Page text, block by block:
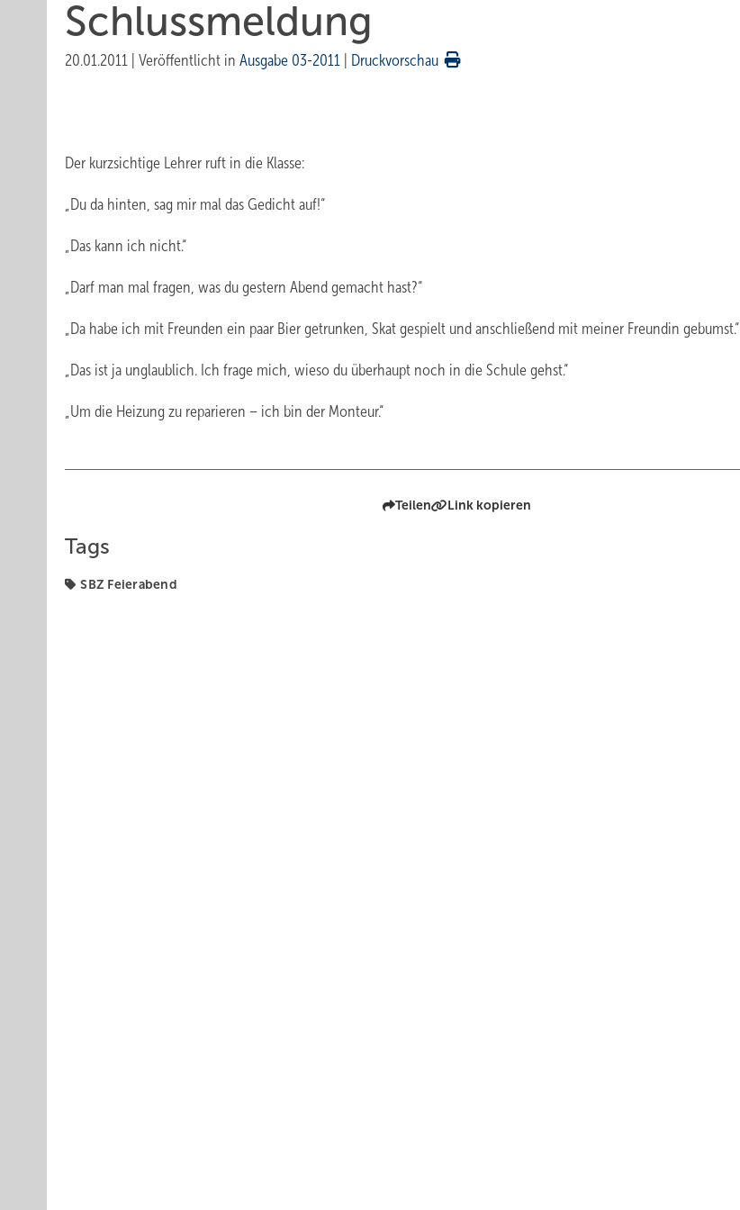
Schlussmeldung
20.01.2011 Veröffentlicht in Ausgabe 03-2011 Druckvorschau
Der kurzsichtige Lehrer ruft in die Klasse:
„Du da hinten, sag mir mal das Gedicht auf!“
„Das kann ich nicht.“
„Darf man mal fragen, was du gestern Abend gemacht hast?“
„Da habe ich mit Freunden ein paar Bier getrunken, Skat ­gespielt und anschließend mit meiner Freundin gebumst.“
„Das ist ja unglaublich. Ich frage mich, wieso du überhaupt noch in die Schule gehst.“
„Um die Heizung zu reparieren – ich bin der Monteur.“
Teilen Link kopieren
Tags
SBZ Feierabend